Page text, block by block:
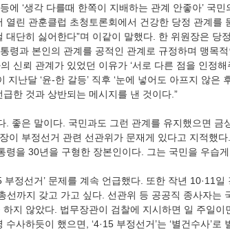
에 ‘생각 다를때 한쪽이 지배하는 관계 안좋아’ 국
열린 관훈클럽 초청토론회에서 건강한 당정 관계를
단히 싫어한다”며 이같이 말했다. 한 위원장은 당정
령과 본인의 관계를 공적인 관계로 규정하며 맹목
신뢰 관계가 있었던 이유가 ‘서로 다른 점을 인정
지난달 ‘윤-한 갈등’ 직후 ‘눈에 넣어도 아프지 않은
한 것과 상반되는 메시지를 낸 것이다.”
좋은 말이다. 국민과도 그런 관계를 유지했으면 금
이 부정선거 관련 선관위가 문재게 있다고 지적했
령을 30년을 구형한 장본인이다. 그는 국민을 우습게
정선거’ 문제를 계속 언급했다. 또한 작년 10·11
선까지 갖고 가고 싶다. 선관위 등 공공직 종사자는
지 않았다. 법무장관이 검찰에 지시하면 일 주일이
사하듯이 했으면, ‘4·15 부정선거’는 ‘별건수사’로